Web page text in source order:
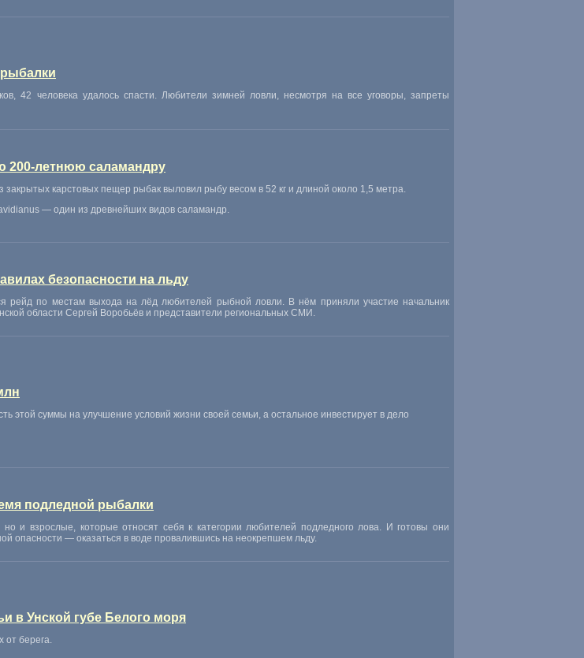
, 42 человека удалось спасти. Любители зимней ловли, несмотря на все уговоры, запреты
200-летнюю саламандру
закрытых карстовых пещер рыбак выловил рыбу весом в 52 кг и длиной около 1,5 метра.
— один из древнейших видов саламандр.
безопасности на льду
рейд по местам выхода на лёд любителей рыбной ловли. В нём приняли участие начальник
области Сергей Воробьёв и представители региональных СМИ.
этой суммы на улучшение условий жизни своей семьи, а остальное инвестирует в дело
подледной рыбалки
но и взрослые, которые относят себя к категории любителей подледного лова. И готовы они
опасности — оказаться в воде провалившись на неокрепшем льду.
в Унской губе Белого моря
от берега.